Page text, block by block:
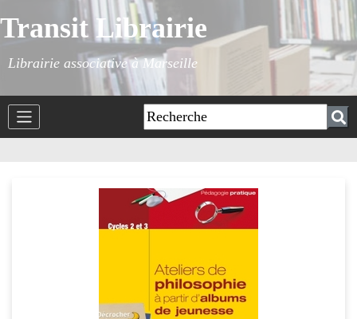
Transit Librairie
Librairie associative à Marseille